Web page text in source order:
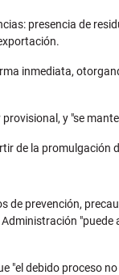
presencia de
inmediata,
y "se
de la promulgación
de prevención,
"el debido proceso